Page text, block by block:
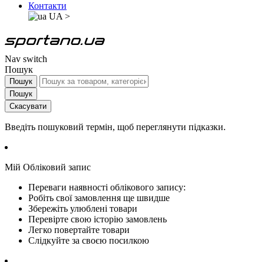
Контакти
UA >
Nav switch
Пошук
Пошук
Пошук
Скасувати
Введіть пошуковий термін, щоб переглянути підказки.
Мій Обліковий запис
Переваги наявності облікового запису:
Робіть свої замовлення ще швидше
Збережіть улюблені товари
Перевірте свою історію замовлень
Легко повертайте товари
Слідкуйте за своєю посилкою